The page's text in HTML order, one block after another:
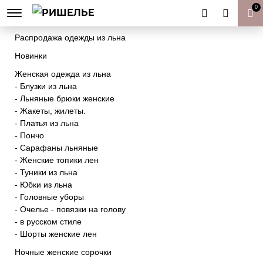
0
Товары к Пасхе | Пасхальный декор
Распродажа одежды из льна
Новинки
Женская одежда из льна
- Блузки из льна
- Льняные брюки женские
- Жакеты, жилеты.
- Платья из льна
- Пончо
- Сарафаны льняные
- Женские топики лен
- Туники из льна
- Юбки из льна
- Головные уборы
- Очелье - повязки на голову
- в русском стиле
- Шорты женские лен
Ночные женские сорочки